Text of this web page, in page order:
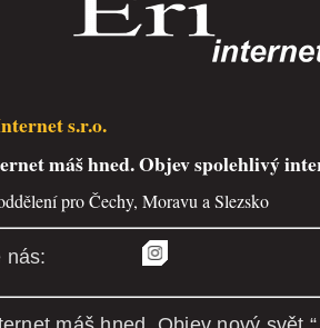
s.r.o.
máš hned. Objev spolehlivý
pro Čechy, Moravu a Slezsko
nás: